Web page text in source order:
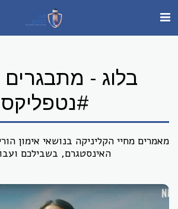
בלוג - מתבגרים
#נטפליקס
האינסטגרם, בשבילכם